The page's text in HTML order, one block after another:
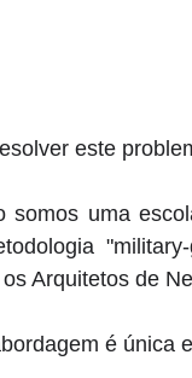
este
somos uma
Arquitetos de
é única